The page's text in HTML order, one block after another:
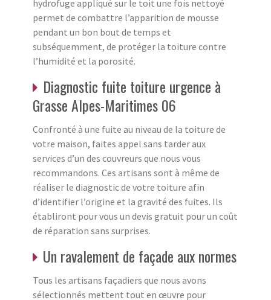
hydrofuge appliqué sur le toit une fois nettoyé
permet de combattre l’apparition de mousse
pendant un bon bout de temps et
subséquemment, de protéger la toiture contre
l’humidité et la porosité.
Diagnostic fuite toiture urgence à
Grasse Alpes-Maritimes 06
Confronté à une fuite au niveau de la toiture de
votre maison, faites appel sans tarder aux
services d’un des couvreurs que nous vous
recommandons. Ces artisans sont à même de
réaliser le diagnostic de votre toiture afin
d’identifier l’origine et la gravité des fuites. Ils
établiront pour vous un devis gratuit pour un coût
de réparation sans surprises.
Un ravalement de façade aux normes
Tous les artisans façadiers que nous avons
sélectionnés mettent tout en œuvre pour